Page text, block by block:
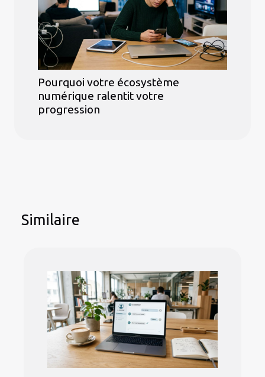
Pourquoi votre écosystème
numérique ralentit votre
progression
Similaire